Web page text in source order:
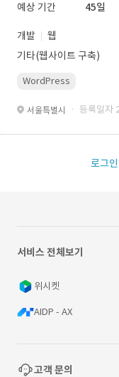
예상 기간
45일
개발
웹
기타(웹사이트 구축)
WordPress
서울특별시 · 등록일자
로그인
서비스 전체보기
위시켓
AIDP - AX
고객 문의